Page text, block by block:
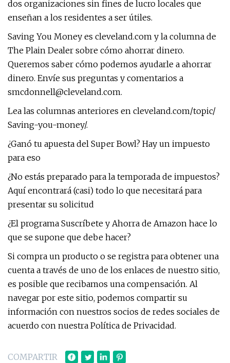
dos organizaciones sin fines de lucro locales que
enseñan a los residentes a ser útiles.
Saving You Money es cleveland.com y la columna de
The Plain Dealer sobre cómo ahorrar dinero.
Queremos saber cómo podemos ayudarle a ahorrar
dinero. Envíe sus preguntas y comentarios a
smcdonnell@cleveland.com.
Lea las columnas anteriores en cleveland.com/topic/
Saving-you-money/.
¿Ganó tu apuesta del Super Bowl? Hay un impuesto
para eso
¿No estás preparado para la temporada de impuestos?
Aquí encontrará (casi) todo lo que necesitará para
presentar su solicitud
¿El programa Suscríbete y Ahorra de Amazon hace lo
que se supone que debe hacer?
Si compra un producto o se registra para obtener una
cuenta a través de uno de los enlaces de nuestro sitio,
es posible que recibamos una compensación. Al
navegar por este sitio, podemos compartir su
información con nuestros socios de redes sociales de
acuerdo con nuestra Política de Privacidad.
COMPARTIR